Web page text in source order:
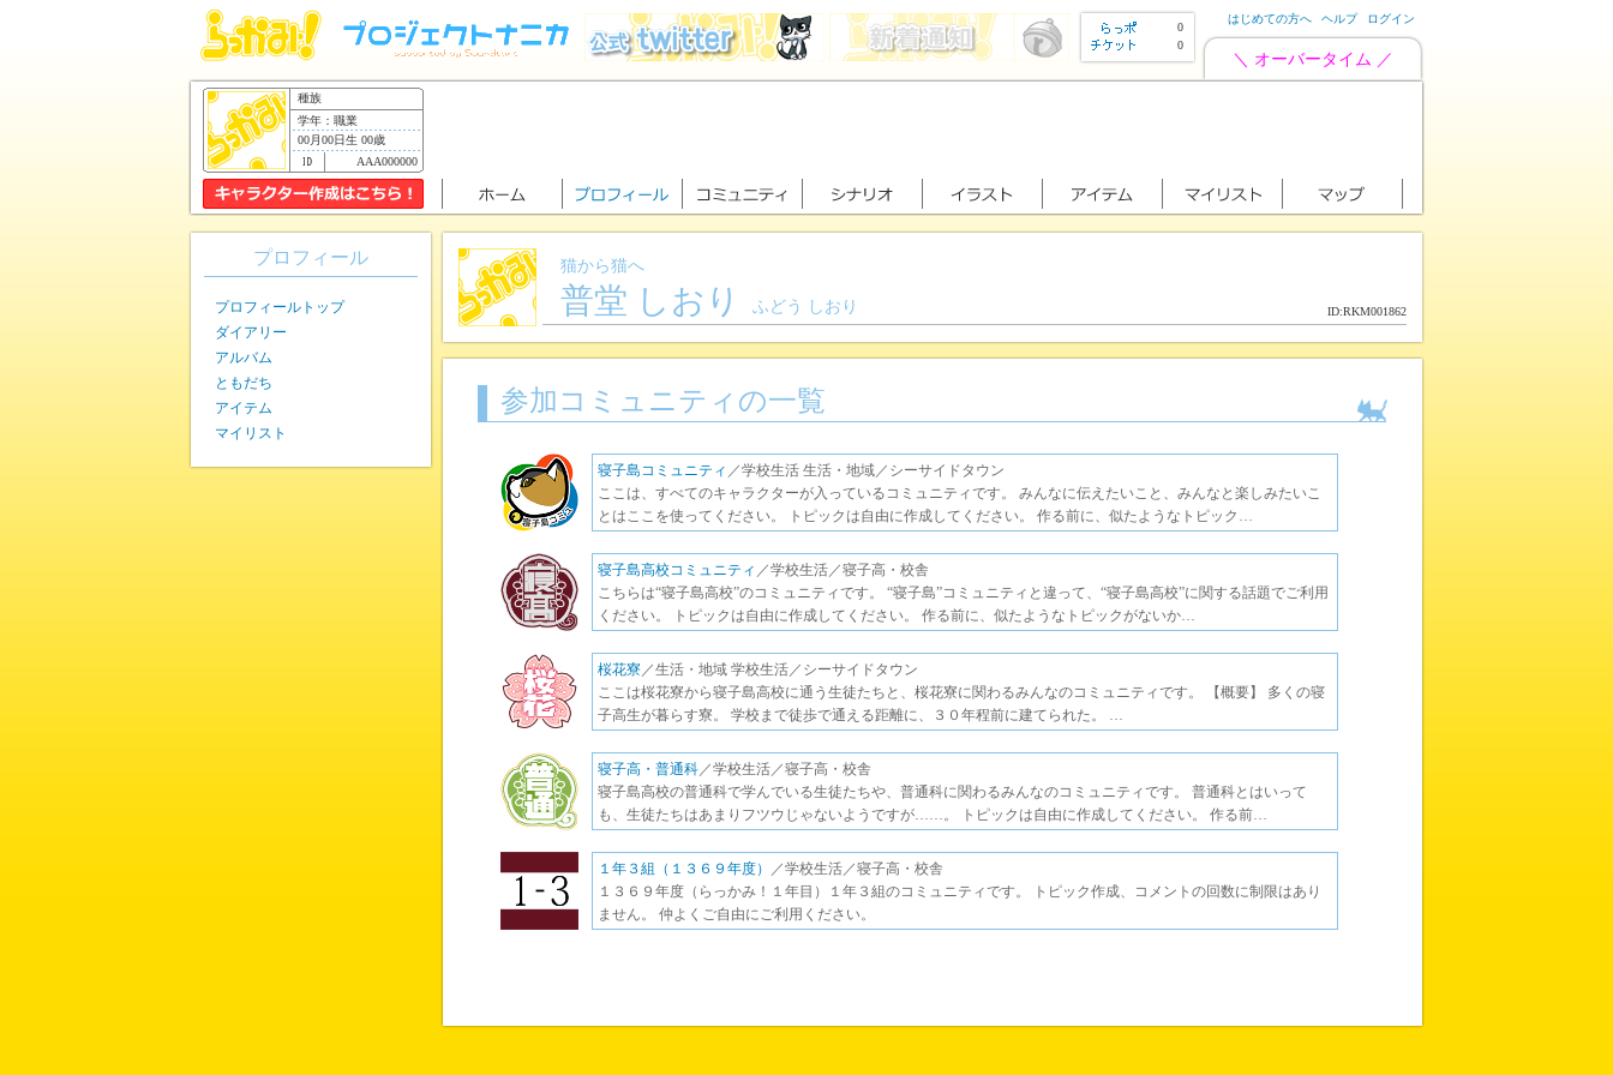
0
0
はじめての方へ ヘルプ ログイン
＼ オーバータイム ／
種族
学年：職業
00月00日生 00歳
AAA000000
猫から猫へ
普堂 しおり ふどう しおり ID:RKM001862
参加コミュニティの一覧
寝子島コミュニティ ／学校生活 生活・地域／シーサイドタウン
ここは、すべてのキャラクターが入っているコミュニティです。 みんなに伝えたいこと、みんなと楽しみたいこ
とはここを使ってください。 トピックは自由に作成してください。 作る前に、似たようなトピック…
寝子島高校コミュニティ ／学校生活／寝子高・校舎
こちらは“寝子島高校”のコミュニティです。 “寝子島”コミュニティと違って、“寝子島高校”に関する話題でご利用
ください。 トピックは自由に作成してください。 作る前に、似たようなトピックがないか…
桜花寮／生活・地域 学校生活／シーサイドタウン
ここは桜花寮から寝子島高校に通う生徒たちと、桜花寮に関わるみんなのコミュニティです。 【概要】 多くの寝
子高生が暮らす寮。 学校まで徒歩で通える距離に、３０年程前に建てられた。 …
寝子高・普通科／学校生活／寝子高・校舎
寝子島高校の普通科で学んでいる生徒たちや、普通科に関わるみんなのコミュニティです。 普通科とはいって
も、生徒たちはあまりフツウじゃないようですが……。 トピックは自由に作成してください。 作る前…
１年３組（１３６９年度）
／学校生活／寝子高・校舎
１３６９年度（らっかみ！１年目）１年３組のコミュニティです。 トピック作成、コメントの回数に制限はあり
ません。 仲よくご自由にご利用ください。
プロフィール
プロフィールトップ
ダイアリー
アルバム
ともだち
アイテム
マイリスト